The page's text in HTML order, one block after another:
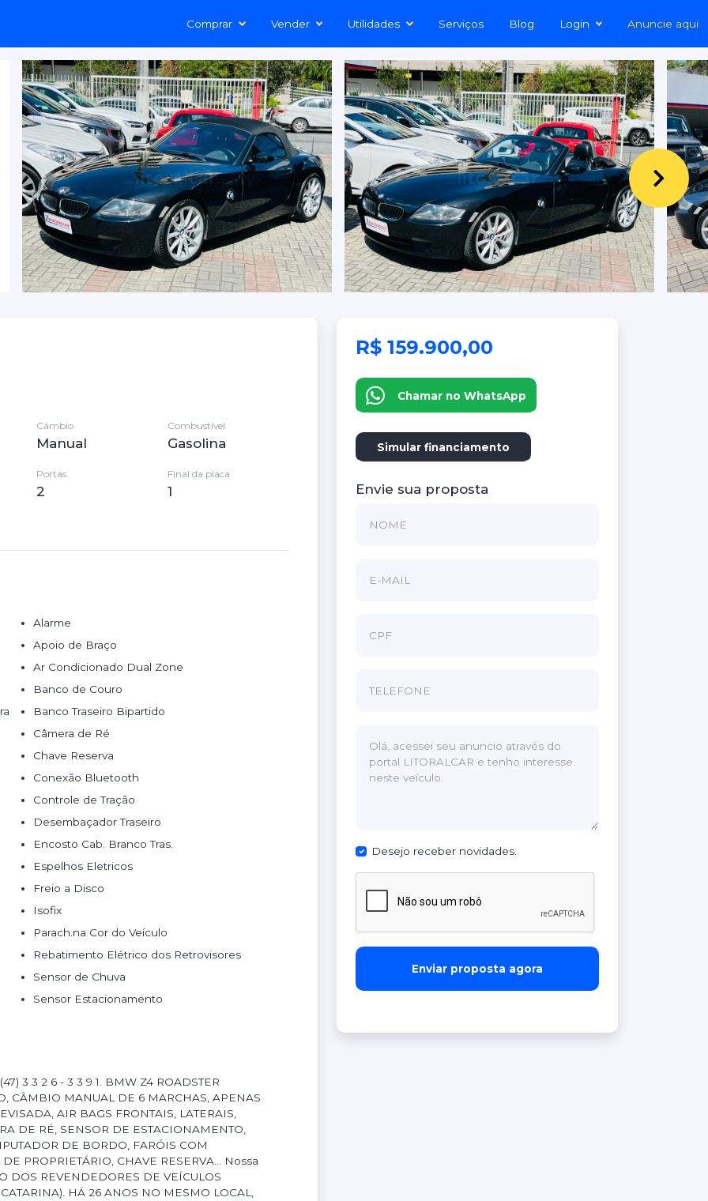
Comprar Vender Utilidades Serviços Blog Login Anuncie aqui
Câmbio
Manual
Combustível
Gasolina
Portas
2
Final da placa
1
Alarme
Apoio de Braço
Ar Condicionado Dual Zone
Banco de Couro
Banco Traseiro Bipartido
Câmera de Ré
Chave Reserva
Conexão Bluetooth
Controle de Tração
Desembaçador Traseiro
Encosto Cab. Branco Tras.
Espelhos Eletricos
Freio a Disco
Isofix
Parach.na Cor do Veículo
Rebatimento Elétrico dos Retrovisores
Sensor de Chuva
Sensor Estacionamento
3 3 2 6 - 3 3 9 1. BMW Z4 ROADSTER
CÂMBIO MANUAL DE 6 MARCHAS, APENAS
AIR BAGS FRONTAIS, LATERAIS,
DE RÉ, SENSOR DE ESTACIONAMENTO,
DE BORDO, FARÓIS COM
PROPRIETÁRIO, CHAVE RESERVA... Nossa
DOS REVENDEDORES DE VEÍCULOS
HÁ 26 ANOS NO MESMO LOCAL,
R$ 159.900,00
Chamar no WhatsApp
Simular financiamento
Envie sua proposta
Desejo receber novidades.
Enviar proposta agora